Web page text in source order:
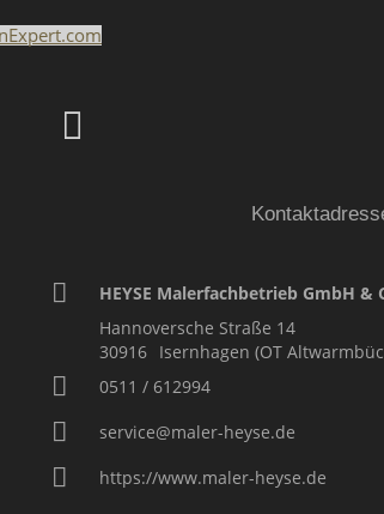
HEYSE Malerfachbetrieb GmbH &
Hannoversche Straße 14
30916 Isernhagen (OT
0511 / 612994
service@maler-heyse.de
https://www.maler-heyse.de